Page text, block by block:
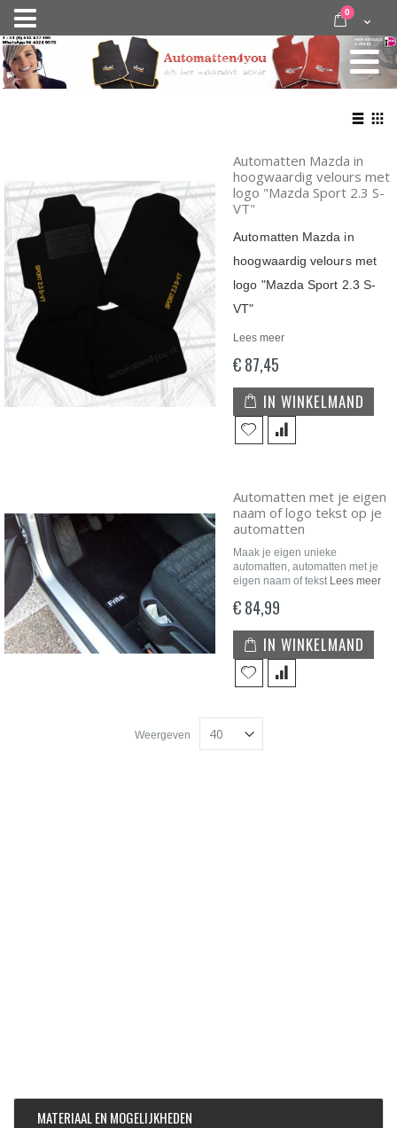
Nav
activeren
door
inhoud
Cart
0 items
Automatten Mazda in
hoogwaardig velours met
logo "Mazda Sport 2.3 S-
VT"
Automatten Mazda in
hoogwaardig velours met
logo "Mazda Sport 2.3 S-
VT"
Lees meer
€ 87,45
IN WINKELMAND
Automatten met je eigen
naam of logo tekst op je
automatten
Maak je eigen unieke
automatten, automatten met je
eigen naam of tekst Lees meer
€ 84,99
IN WINKELMAND
Weergeven
MATERIAAL EN MOGELIJKHEDEN